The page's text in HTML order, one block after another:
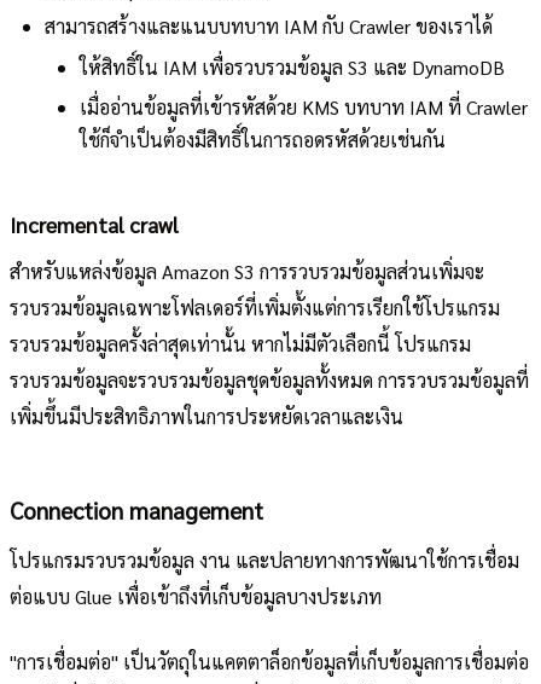
สามารถสร้างและแนบบทบาท IAM กับ Crawler ของเราได้
ให้สิทธิ์ใน IAM เพื่อรวบรวมข้อมูล S3 และ DynamoDB
เมื่ออ่านข้อมูลที่เข้ารหัสด้วย KMS บทบาท IAM ที่ Crawler
ใช้ก็จำเป็นต้องมีสิทธิ์ในการถอดรหัสด้วยเช่นกัน
Incremental crawl
สำหรับแหล่งข้อมูล Amazon S3 การรวบรวมข้อมูลส่วนเพิ่มจะ
รวบรวมข้อมูลเฉพาะโฟลเดอร์ที่เพิ่มตั้งแต่การเรียกใช้โปรแกรม
รวบรวมข้อมูลครั้งล่าสุดเท่านั้น หากไม่มีตัวเลือกนี้ โปรแกรม
รวบรวมข้อมูลจะรวบรวมข้อมูลชุดข้อมูลทั้งหมด การรวบรวมข้อมูลที่
เพิ่มขึ้นมีประสิทธิภาพในการประหยัดเวลาและเงิน
Connection management
โปรแกรมรวบรวมข้อมูล งาน และปลายทางการพัฒนาใช้การเชื่อม
ต่อแบบ Glue เพื่อเข้าถึงที่เก็บข้อมูลบางประเภท
"การเชื่อมต่อ" เป็นวัตถุในแคตตาล็อกข้อมูลที่เก็บข้อมูลการเชื่อมต่อ